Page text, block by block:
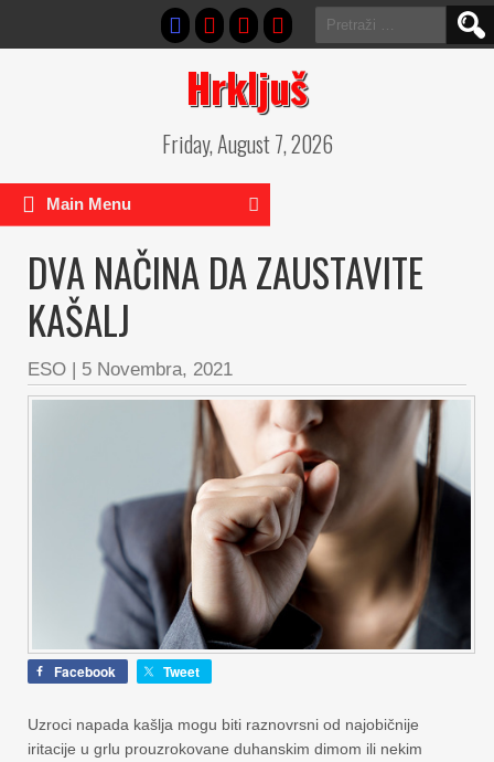
Pretraga:
Hrkljuš
Friday, August 7, 2026
Main Menu
DVA NAČINA DA ZAUSTAVITE
KAŠALJ
ESO | 5 Novembra, 2021
Facebook Tweet
Uzroci napada kašlja mogu biti raznovrsni od najobičnije
iritacije u grlu prouzrokovane duhanskim dimom ili nekim